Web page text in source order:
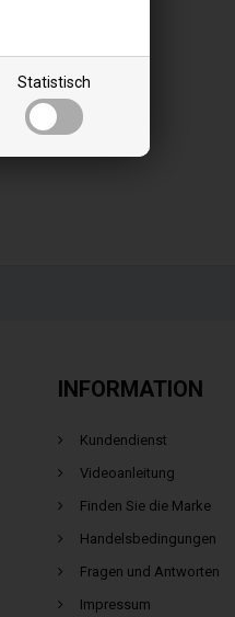
Statistisch
INFORMATION
Kundendienst
Videoanleitung
Finden Sie die Marke
Handelsbedingungen
Fragen und Antworten
Impressum